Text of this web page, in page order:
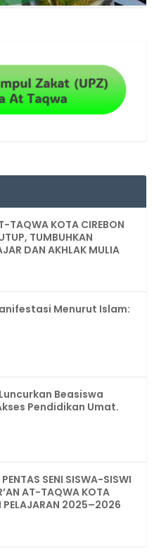
TAQWA KOTA CIREBON
TUMBUHKAN
DAN AKHLAK MULIA
Menurut Islam:
Beasiswa
Pendidikan Umat.
SENI SISWA-SISWI
AT-TAQWA KOTA
PELAJARAN 2025–2026